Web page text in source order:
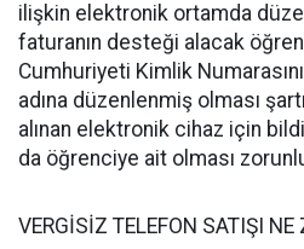
ilişkin elektronik ortamda
faturanın desteği alacak
Cumhuriyeti Kimlik
adına düzenlenmiş olması
alınan elektronik cihaz için
da öğrenciye ait olması
VERGİSİZ TELEFON SATIŞI